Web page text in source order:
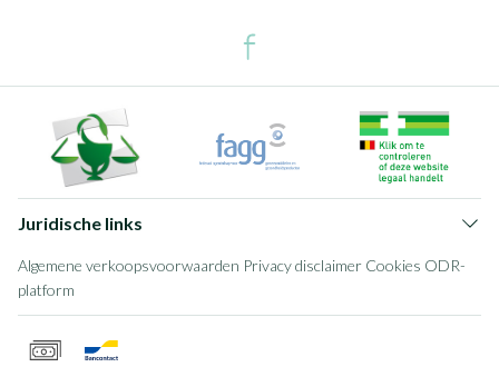
Juridische links
Algemene verkoopsvoorwaarden Privacy disclaimer Cookies ODR-
platform